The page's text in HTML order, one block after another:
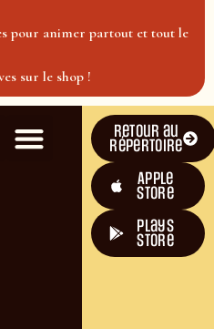
pour animer partout et tout le
sur le shop !
Retour au
répertoire
Apple
Store
plays
store